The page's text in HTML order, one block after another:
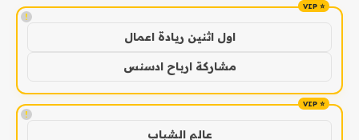
!
اول اثنين ريادة اعمال
مشاركة ارباح ادسنس
!
عالم الشباب